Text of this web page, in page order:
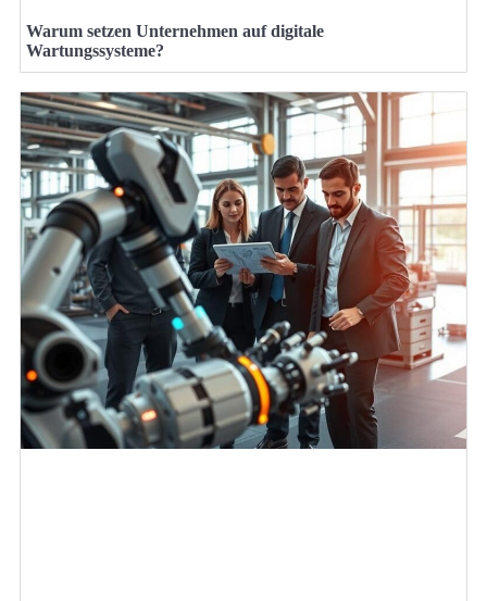
Warum setzen Unternehmen auf digitale
Wartungssysteme?